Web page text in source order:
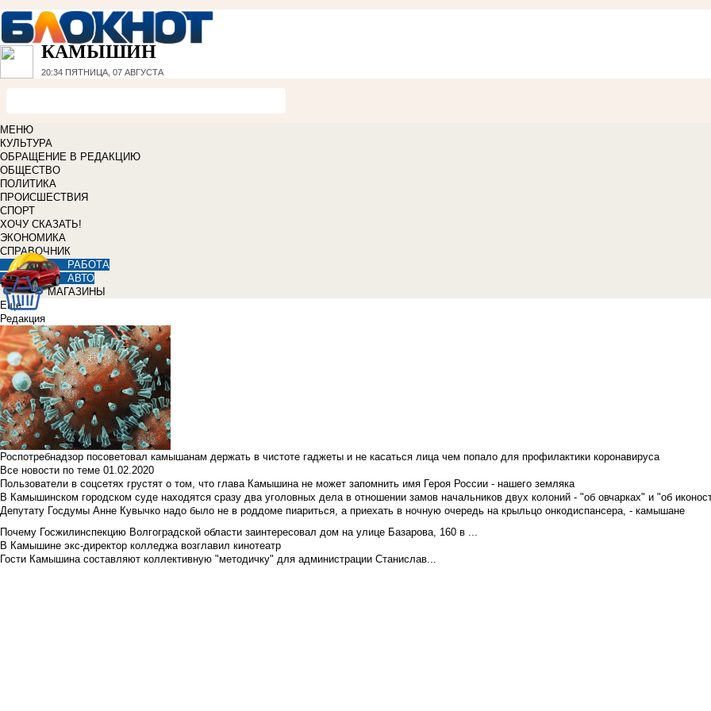
КАМЫШИН
20:34 ПЯТНИЦА, 07 АВГУСТА
МЕНЮ
КУЛЬТУРА
ОБРАЩЕНИЕ В РЕДАКЦИЮ
ОБЩЕСТВО
ПОЛИТИКА
ПРОИСШЕСТВИЯ
СПОРТ
ХОЧУ СКАЗАТЬ!
ЭКОНОМИКА
СПРАВОЧНИК
РАБОТА
АВТО
МАГАЗИНЫ
Еще
Редакция
Роспотребнадзор посоветовал камышанам держать в чистоте гаджеты и не касаться лица чем попало для профилактики коронавируса
Все новости по теме 01.02.2020
Пользователи в соцсетях грустят о том, что глава Камышина не может запомнить имя Героя России - нашего земляка
В Камышинском городском суде находятся сразу два уголовных дела в отношении замов начальников двух колоний - "об овчарках" и "об
Депутату Госдумы Анне Кувычко надо было не в роддоме пиариться, а приехать в ночную очередь на крыльцо онкодиспансера, - камышане
Почему Госжилинспекцию Волгоградской области заинтересовал дом на улице Базарова, 160 в ...
В Камышине экс-директор колледжа возглавил кинотеатр
Гости Камышина составляют коллективную "методичку" для администрации Станислав...